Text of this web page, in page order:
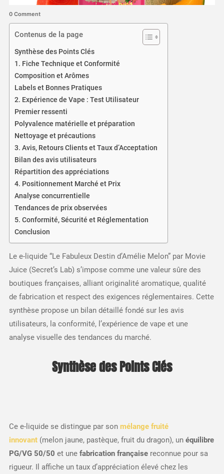
0 Comment
Contenus de la page
Synthèse des Points Clés
1. Fiche Technique et Conformité
Composition et Arômes
Labels et Bonnes Pratiques
2. Expérience de Vape : Test Utilisateur
Premier ressenti
Polyvalence matérielle et préparation
Nettoyage et précautions
3. Avis, Retours Clients et Taux d’Acceptation
Bilan des avis utilisateurs
Répartition des appréciations
4. Positionnement Marché et Prix
Analyse concurrentielle
Tendances de prix observées
5. Conformité, Sécurité et Réglementation
Conclusion
Le e-liquide “Le Fabuleux Destin d’Amélie Melon” par Movie
Juice (Secret’s Lab) s’impose comme une valeur sûre des
boutiques françaises, alliant originalité aromatique, qualité
de fabrication et respect des exigences réglementaires. Cette
synthèse propose un bilan détaillé fondé sur les avis
utilisateurs, la conformité, l’expérience de vape et une
analyse visuelle des tendances du marché.
Synthèse des Points Clés
Ce e-liquide se distingue par son mélange fruité
innovant(melon jaune, pastèque, fruit du dragon), un équilibre
PG/VG 50/50 et une fabrication françaisereconnue pour sa
rigueur. Il affiche un taux d’appréciation élevé chez les